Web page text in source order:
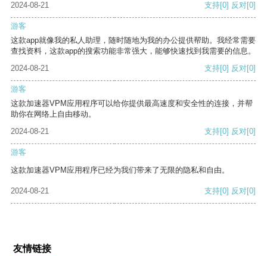
2024-08-21
支持[0] 反对[0]
游客
这款app就像我的私人助理，随时随地为我的办公提供帮助。我经常需要
查找资料，这款app的搜索功能非常强大，能够快速找到我需要的信息。
2024-08-21
支持[0] 反对[0]
游客
这款加速器VPM应用程序可以给你提供最高速度和安全性的连接，并帮
助你在网络上自由移动。
2024-08-21
支持[0] 反对[0]
游客
这款加速器VPM应用程序已经为我们带来了无限的隐私和自由。
2024-08-21 支持[0] 反对[0]
友情链接